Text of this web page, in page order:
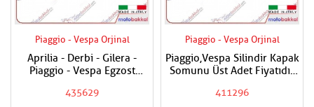
Piaggio - Vespa Orjinal
Aprilia - Derbi - Gilera -
Piaggio - Vespa Egzost
Fiyatıdır
435629
Piaggio - Vespa Orjinal
Piaggio,Vespa Silindir Kapak
Somunu Üst Adet Fiyatıdır
411296